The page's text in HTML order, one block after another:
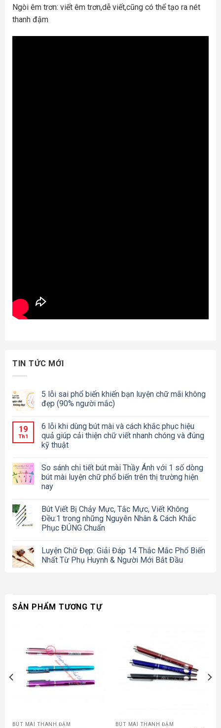
Ngòi êm trơn: viết êm trơn,dễ viết,cũng có thể tạo ra nét
thanh đậm
TIN TỨC MỚI
5 lỗi sai phổ biến khiến bạn luyện chữ mãi không
đẹp (90% người mắc)
19
Th1
6 lỗi khi dùng bút mài và cách khắc phục hiệu
quả giúp cải thiện chữ viết nhanh chóng và đúng
kỹ thuật
So sánh chi tiết bút mài Thầy Ánh với 1 số dòng
bút mài luyện chữ phổ biến trên thị trường hiện
nay
Bút Viết Bị Chảy Mực, Tắc Mực, Viết Không
Đều:1 trong những Nguyên Nhân & Cách Khắc
Phục ĐÚNG Chuẩn
Luyện Chữ Đẹp: Giải Đáp 14 Thắc Mắc Phổ Biến
Nhất Từ Phụ Huynh & Người Mới Bắt Đầu
SẢN PHẨM TƯƠNG TỰ
BÚT MÀI THANH ĐẬM BÚT MÀI THANH ĐẬM